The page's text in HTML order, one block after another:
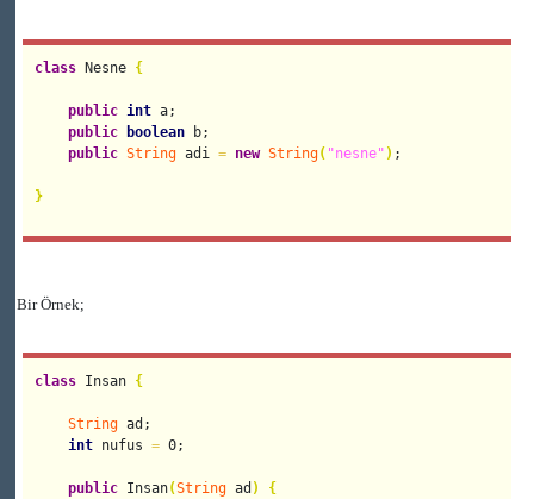
class Nesne {
public int a;
public
boolean b;
public String adi = new String( "nesne" ) ;
}
Bir Örnek;
class Insan {
String ad;
int nufus = 0;
public Insan(String ad )
{